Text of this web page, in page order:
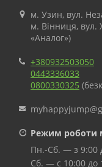
м. Узин, вул.
м. Вінниця,
«Аналог»)
+380932503050
0443336033
0800330325
Режим роботи
Пн.-Сб. — з 9:00
Сб. — с 10:00 до